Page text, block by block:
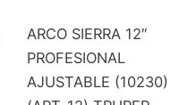
ARCO SIERRA 12″
PROFESIONAL
AJUSTABLE (10230)